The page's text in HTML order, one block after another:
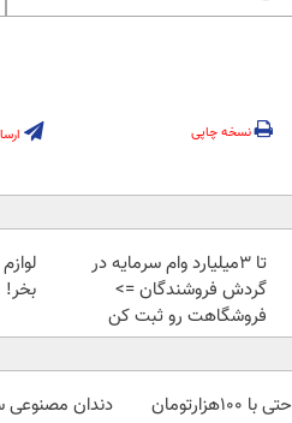
نسخه چاپی
تا 3میلیارد وام سرمایه در
گردش فروشندگان =>
فروشگاهت رو ثبت کن
بخر!
دندان مصنوعی